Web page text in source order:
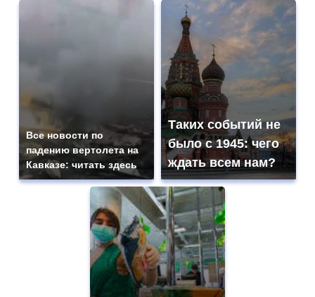
Все новости по
падению вертолета на
Кавказе: читать здесь
Таких событий не
было с 1945: чего
ждать всем нам?